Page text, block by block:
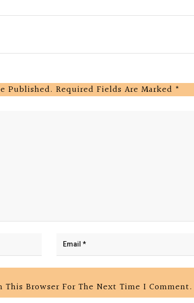
Published. Required Fields Are Marked *
Browser For The Next Time I Comment.